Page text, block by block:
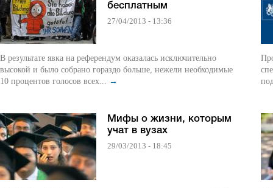
бесплатным
27/04/2013 - 13:36
В результате явка на референдум оказалась исключительно
высокой и было собрано гораздо больше, нежели необходимые
10 процентов голосов всех... →
Мифы о жизни, которым
учат в вузах
29/03/2013 - 18:45